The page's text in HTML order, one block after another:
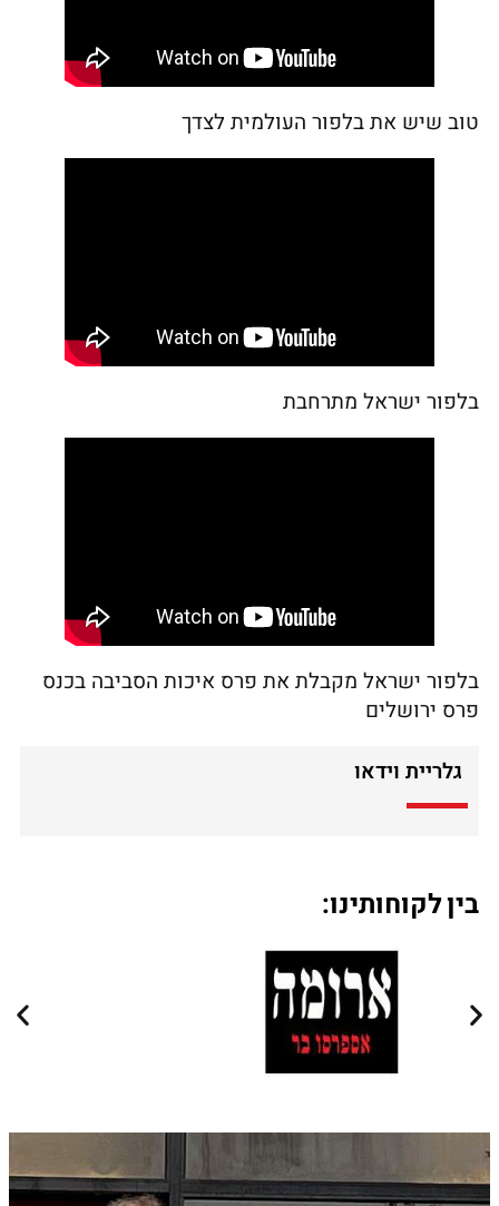
טוב שיש את בלפור העולמית לצדך
בלפור ישראל מתרחבת
בלפור ישראל מקבלת את פרס איכות הסביבה בכנס
פרס ירושלים
גלריית וידאו
בין לקוחותינו: